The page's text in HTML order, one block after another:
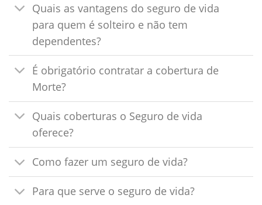
Quais as vantagens do seguro de vida
para quem é solteiro e não tem
dependentes?
É obrigatório contratar a cobertura de
Morte?
Quais coberturas o Seguro de vida
oferece?
Como fazer um seguro de vida?
Para que serve o seguro de vida?